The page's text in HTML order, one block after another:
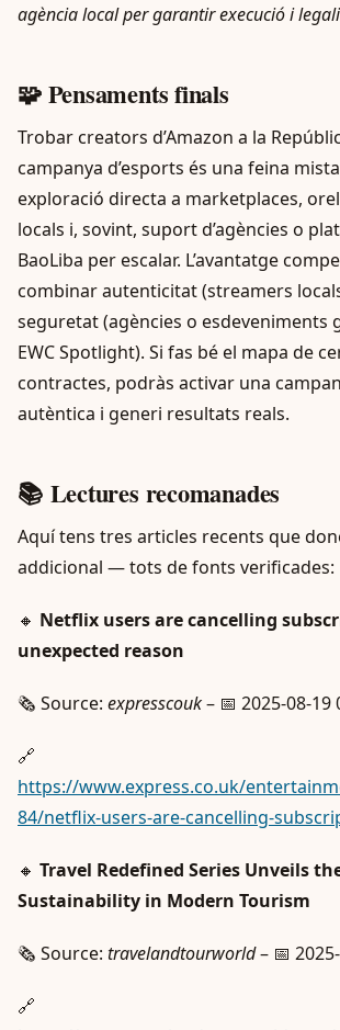
agència local per garantir execució i
🧩 Pensaments finals
Trobar creators d’Amazon a la
campanya d’esports és una feina
exploració directa a marketplaces,
locals i, sovint, suport d’agències o
BaoLiba per escalar. L’avantatge
combinar autenticitat (streamers
seguretat (agències o esdeveniments
EWC Spotlight). Si fas bé el mapa de
contractes, podràs activar una
autèntica i generi resultats reals.
📚 Lectures recomanades
Aquí tens tres articles recents que
addicional — tots de fonts verificades:
🔸 Netflix users are cancelling
unexpected reason
🗞️ Source: expresscouk– 📅 2025-08-19
🔗
https://www.express.co.uk/
84/netflix-users-are-cancelling-
🔸 Travel Redefined Series Unveils
Sustainability in Modern Tourism
🗞️ Source: travelandtourworld– 📅
🔗